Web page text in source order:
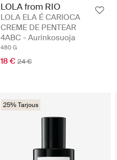
LOLA from RIO
LOLA ELA É CARIOCA
CREME DE PENTEAR
4ABC - Aurinkosuoja
480 G
18 € 24 €
25% Tarjous